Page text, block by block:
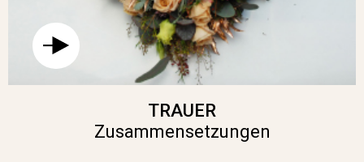
TRAUER
Zusammensetzungen